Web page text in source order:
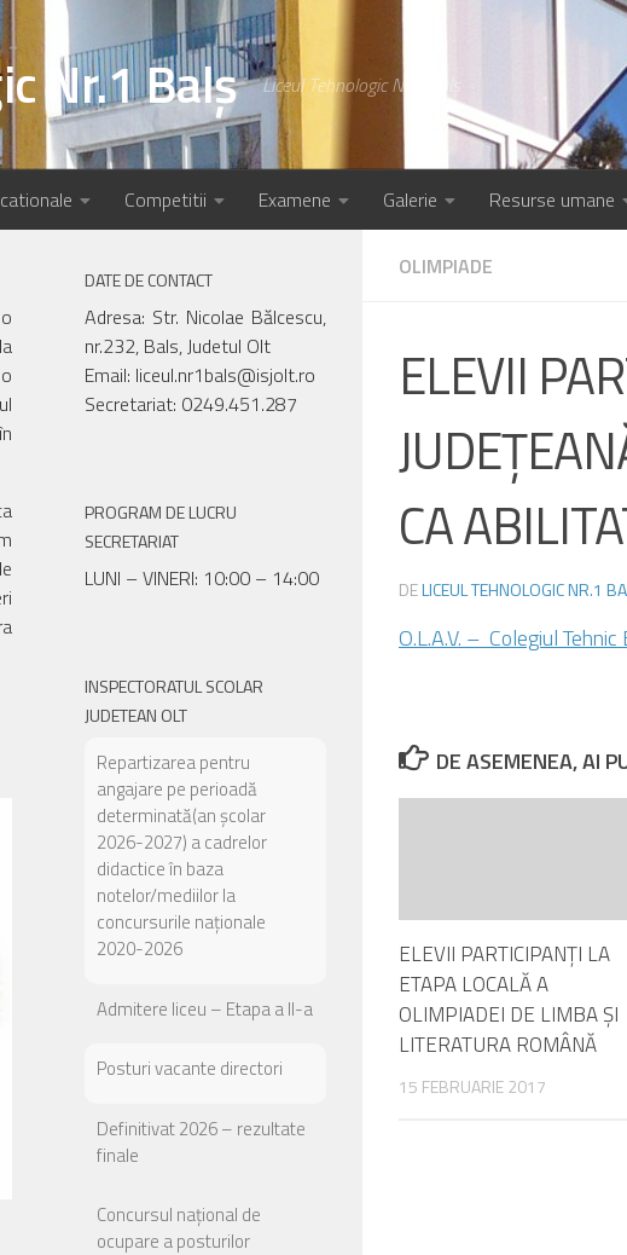
Nr.1 Balș Liceul Tehnologic Nr.1 Balș
Competitii Examene Galerie Resurse umane
OLIMPIADE
ELEVII
CA
DELICEUL TEHNOLOGIC NR.1
O.L.A.V. – Colegiul Tehnic
DE ASEMENEA, AI
ELEVII PARTICIPANŢI LA
ETAPA LOCALĂ A
OLIMPIADEI DE LIMBA ȘI
LITERATURA ROMÂNĂ
15 FEBRUARIE 2017
DATE DE CONTACT
Adresa: Str. Nicolae Bălcescu,
nr.232, Bals, Judetul Olt
Email: liceul.nr1bals@isjolt.ro
Secretariat: 0249.451.287
PROGRAM DE LUCRU
SECRETARIAT
LUNI – VINERI: 10:00 – 14:00
INSPECTORATUL SCOLAR
JUDETEAN OLT
Repartizarea pentru
angajare pe perioadă
determinată(an școlar
2026-2027) a cadrelor
didactice în baza
notelor/mediilor la
concursurile naționale
2020-2026
Admitere liceu – Etapa a II-a
Posturi vacante directori
Definitivat 2026 – rezultate
finale
Concursul național de
ocupare a posturilor